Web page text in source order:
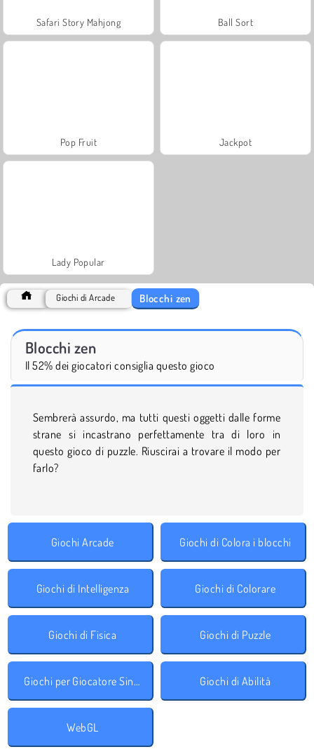
Safari Story Mahjong Ball Sort
Pop Fruit Jackpot
Lady Popular
Giochi di Arcade Blocchi zen
Blocchi zen
Il 52% dei giocatori consiglia questo gioco
Sembrerà assurdo, ma tutti questi oggetti dalle forme
strane si incastrano perfettamente tra di loro in
questo gioco di puzzle. Riuscirai a trovare il modo per
farlo?
Giochi Arcade Giochi di Colora i blocchi
Giochi di Intelligenza Giochi di Colorare
Giochi di Fisica Giochi di Puzzle
Giochi per Giocatore Singolo Giochi di Abilità
WebGL